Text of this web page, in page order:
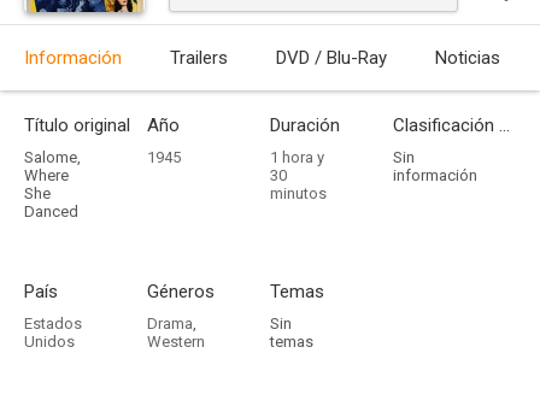
Información Trailers DVD / Blu-Ray Noticias
Título original
Salome,
Where
She
Danced
Año
1945
Duración
1 hora y
30
minutos
Clasificación por edades
Sin
información
País
Estados
Unidos
Géneros
Drama,
Western
Temas
Sin
temas